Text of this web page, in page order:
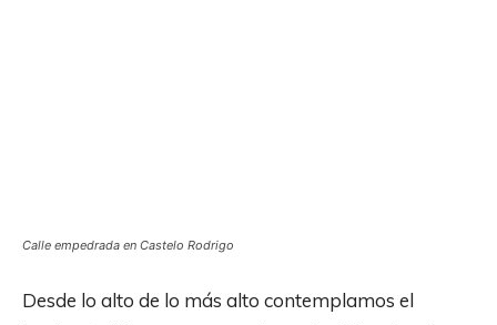
Calle empedrada en Castelo Rodrigo
Desde lo alto de lo más alto contemplamos el